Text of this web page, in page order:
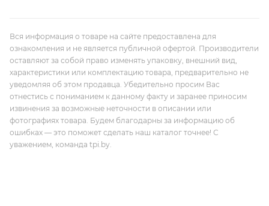
Вся информация о товаре на сайте предоставлена для
ознакомления и не является публичной офертой. Производители
оставляют за собой право изменять упаковку, внешний вид,
характеристики или комплектацию товара, предварительно не
уведомляя об этом продавца. Убедительно просим Вас
отнестись с пониманием к данному факту и заранее приносим
извинения за возможные неточности в описании или
фотографиях товара. Будем благодарны за информацию об
ошибках — это поможет сделать наш каталог точнее! С
уважением, команда tpi.by.